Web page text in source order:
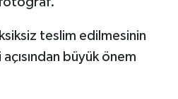
teslim edilmesinin
büyük önem